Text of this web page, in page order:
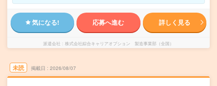
気になる! 応募へ進む 詳しく見る
派遣会社 株式会社綜合キャリアオプション 製造事業部（全国）
未読 掲載日 2026/08/07